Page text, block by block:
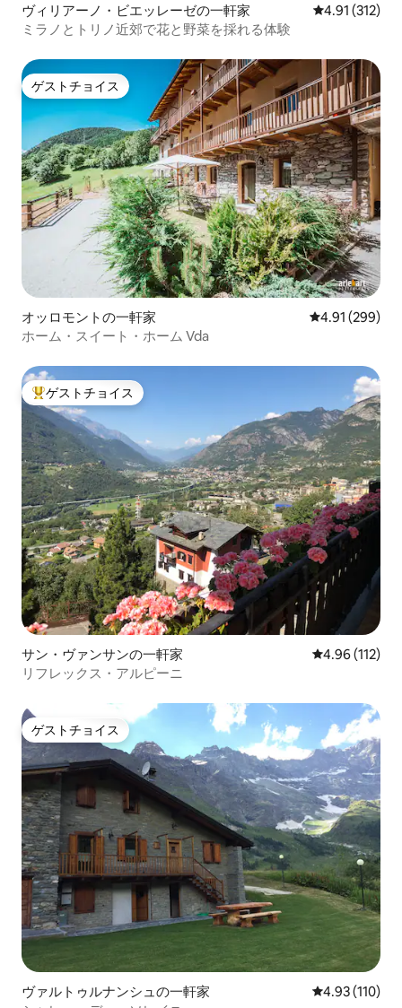
ヴィリアーノ・ビエッレーゼの一軒家 レビュー312
4.91 (312)
ミラノとトリノ近郊で花と野菜を採れる体験
ゲストチョイス
ゲストチョイス
オッロモントの一軒家 レビュー299
4.91 (299)
ホーム・スイート・ホーム Vda
大好評のゲストチョイスです。
ゲストチョイス
サン・ヴァンサンの一軒家 レビュー112
4.96 (112)
リフレックス・アルピーニ
ゲストチョイス
ゲストチョイス
ヴァルトゥルナンシュの一軒家 レビュー110
4.93 (110)